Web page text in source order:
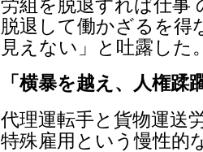
労組を脱退すれば仕事
脱退して働かざるを得
見えない」と吐露した
「横暴を越え、人権
代理運転手と貨物運送
特殊雇用という慢性的